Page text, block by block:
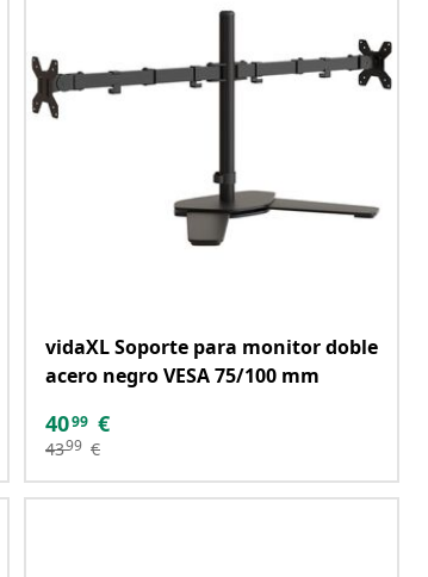
vidaXL Soporte para monitor doble
acero negro VESA 75/100 mm
4099 €
4399 €